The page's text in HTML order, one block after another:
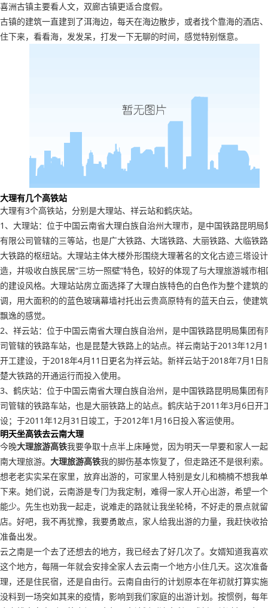
喜洲古镇主要看人文，双廊古镇更适合度假。
古镇的建筑一直建到了洱海边，每天在海边散步，或者找个靠海的酒店
住下来，看看海，发发呆，打发一下无聊的时间，感觉特别惬意。
大理有几个高铁站
大理有3个高铁站，分别是大理站、祥云站和鹤庆站。
1、大理站：位于中国云南省大理白族自治州大理市，是中国铁路昆明局
有限公司管辖的三等站，也是广大铁路、大瑞铁路、大丽铁路、大临铁
大铁路的枢纽站。大理站主体大楼外形围绕大理著名的文化古迹三塔设
造，并吸收白族民居“三坊一照壁”特色，较好的体现了与大理旅游城市相
的建设风格。大理站站房立面选择了大理白族特色的白色作为整个建筑
调，用大面积的的蓝色玻璃幕墙衬托出云贵高原特有的蓝天白云，使建
飘逸的感觉。
2、祥云站：位于中国云南省大理白族自治州，是中国铁路昆明局集团有
司管辖的铁路车站，也是昆楚大铁路上的站点。祥云南站于2013年12月
开工建设，于2018年4月11日更名为祥云站。新祥云站于2018年7月1日
楚大铁路的开通运行而投入使用。
3、鹤庆站：位于中国云南省大理白族自治州，是中国铁路昆明局集团有
司管辖的铁路车站，也是大丽铁路上的站点。鹤庆站于2011年3月6日开
设；于2011年12月31日竣工，于2012年1月16日投入客运使用。
明天坐高铁去云南大理
今晚大理旅游高铁我要争取十点半上床睡觉，因为明天一早要和家人一
南大理旅游。 大理旅游高铁我的脚伤基本恢复了，但走路还不是很利索
想老老实实呆在家里，放弃出游的，可家里人特别是女儿和楠楠不想我
下来。她们说，云南游是专门为我定制，难得一家人开心出游，希望一
能少。先生也劝我一起走，说难走的路就让我坐轮椅，不好走的景点就
店。好吧，我不再犹豫，我要勇敢点，家人给我出游的力量，我赶快收
准备出发。
云之南是一个去了还想去的地方，我已经去了好几次了。女婿知道我喜
这个地方，每隔一年就会安排全家人去云南一个地方小住几天。这次准
理，还是住民宿，还是自由行。云南自由行的计划原本在年初就打算实
没料到一场突如其来的疫情，影响到我们家庭的出游计划。按惯例，每